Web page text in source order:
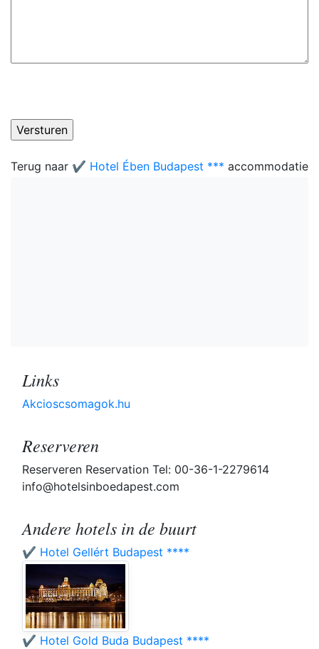
Terug naar ✔️ Hotel Ében Budapest *** accommodatie
Links
Akcioscsomagok.hu
Reserveren
Reserveren Reservation Tel: 00-36-1-2279614
info@hotelsinboedapest.com
Andere hotels in de buurt
✔️ Hotel Gellért Budapest ****
✔️ Hotel Gold Buda Budapest ****